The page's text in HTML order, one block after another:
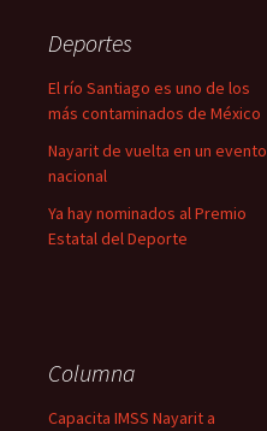
Deportes
El río Santiago es uno de los
más contaminados de México
Nayarit de vuelta en un evento
nacional
Ya hay nominados al Premio
Estatal del Deporte
Columna
Capacita IMSS Nayarit a